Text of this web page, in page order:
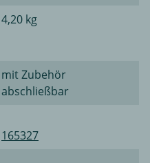
4,20 kg
mit Zubehör
abschließbar
165327